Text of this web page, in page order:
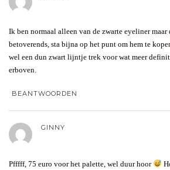
Ik ben normaal alleen van de zwarte eyeliner maar
betoverends, sta bijna op het punt om hem te
wel een dun zwart lijntje trek voor wat meer
erboven.
BEANTWOORDEN
GINNY
Pfffff, 75 euro voor het palette, wel duur hoor